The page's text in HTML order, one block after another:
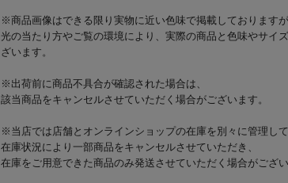
※商品画像はできる限り実物に近い色味で掲載しておりますが
光の当たり方やご覧の環境により、実際の商品と色味やサイ
ざいます。
※出荷前に商品不具合が確認された場合は、
該当商品をキャンセルさせていただく場合がございます。
※当店では店舗とオンラインショップの在庫を別々に管理して
在庫状況により一部商品をキャンセルさせていただき、
在庫をご用意できた商品のみ発送させていただく場合がござい